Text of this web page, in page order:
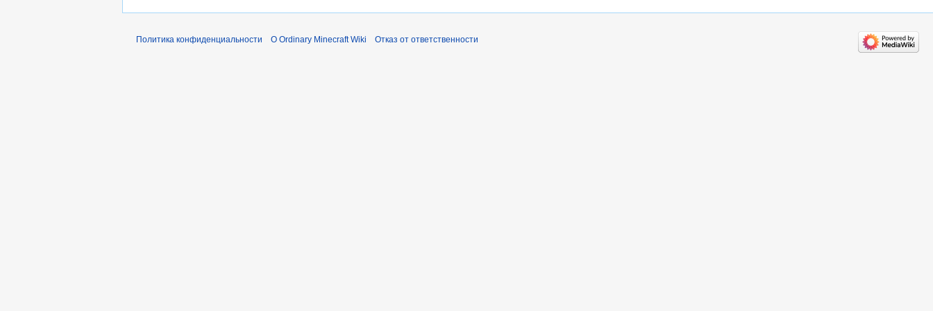
Политика конфиденциальности О Ordinary Minecraft Wiki Отказ от ответственности